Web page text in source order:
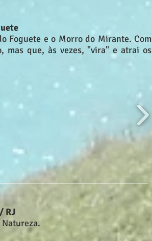
Foguete e o Morro do Mirante. Com
mas que, às vezes, "vira" e atrai os
RJ
Natureza.